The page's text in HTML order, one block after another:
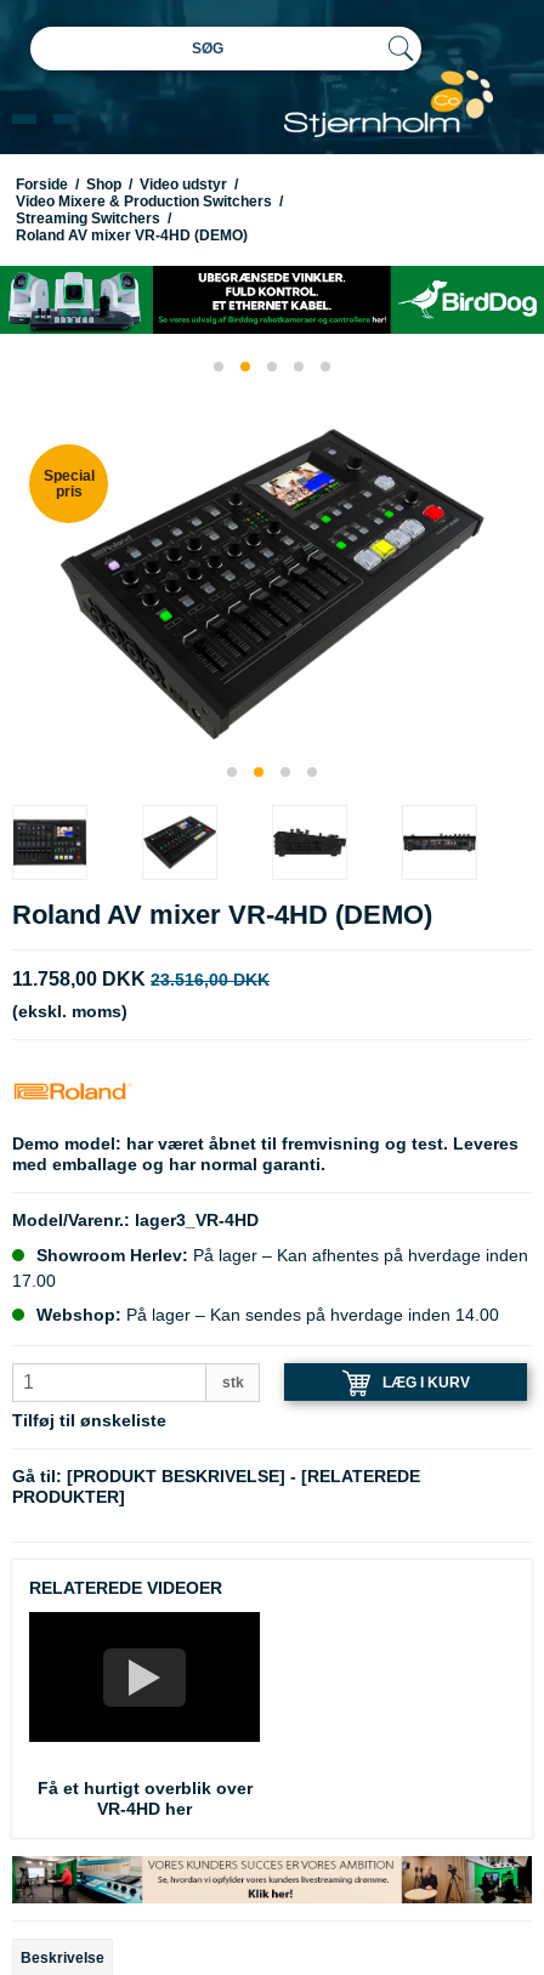
SØG
Forside / Shop / Video udstyr /
Video Mixere & Production Switchers /
Streaming Switchers /
Roland AV mixer VR-4HD (DEMO)
Special
pris
Roland AV mixer VR-4HD (DEMO)
11.758,00 DKK 23.516,00 DKK
(ekskl. moms)
Demo model: har været åbnet til fremvisning og test. Leveres
med emballage og har normal garanti.
Model/Varenr.: lager3_VR-4HD
Showroom Herlev: På lager – Kan afhentes på hverdage inden
17.00
Webshop: På lager – Kan sendes på hverdage inden 14.00
stk LÆG I KURV
Tilføj til ønskeliste
Gå til: [PRODUKT BESKRIVELSE] - [RELATEREDE
PRODUKTER]
RELATEREDE VIDEOER
Få et hurtigt overblik over
VR-4HD her
Beskrivelse